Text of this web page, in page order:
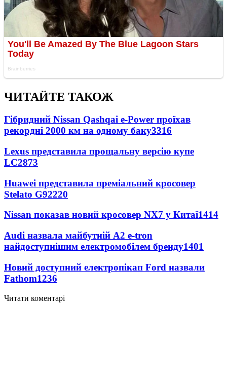
ЧИТАЙТЕ ТАКОЖ
Гібридний Nissan Qashqai e-Power проїхав
рекордні 2000 км на одному баку3316
Lexus представила прощальну версію купе
LC2873
Huawei представила преміальний кросовер
Stelato G92220
Nissan показав новий кросовер NX7 у Китаї1414
Audi назвала майбутній A2 e-tron
найдоступнішим електромобілем бренду1401
Новий доступний електропікап Ford назвали
Fathom1236
Читати коментарі